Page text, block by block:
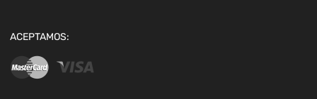
ACEPTAMOS: